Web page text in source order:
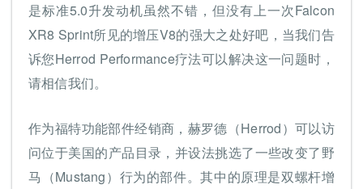
是标准5.0升发动机虽然不错，但没有上一次Falcon
XR8 Sprint所见的增压V8的强大之处好吧，当我们告
诉您Herrod Performance疗法可以解决这一问题时，
请相信我们。
作为福特功能部件经销商，赫罗德（Herrod）可以访
问位于美国的产品目录，并设法挑选了一些改变了野
马（Mustang）行为的部件。其中的原理是双螺杆增